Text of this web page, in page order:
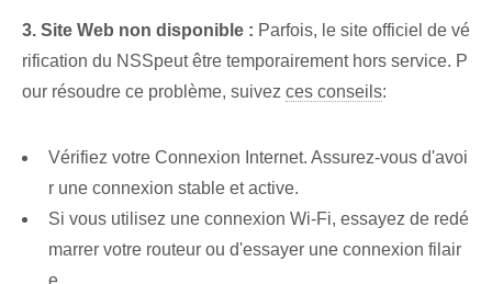
3. Site Web non disponible : Parfois, le site officiel de ⁢vé
rification du NSS‍peut être temporairement hors service. ⁣P
our résoudre ⁤ce⁢ problème, suivez ces conseils:
Vérifiez votre ⁤Connexion Internet⁢. Assurez-vous d'avoi
r une connexion stable et active.
Si vous utilisez une connexion Wi-Fi, essayez de redé
marrer votre routeur ou d'essayer une connexion filair